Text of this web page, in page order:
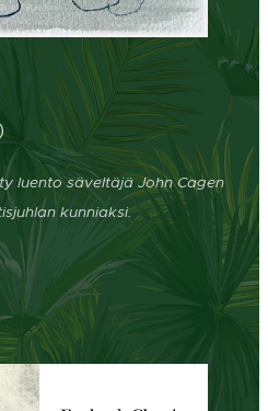
luento säveltäjä John Cagen
kunniaksi.